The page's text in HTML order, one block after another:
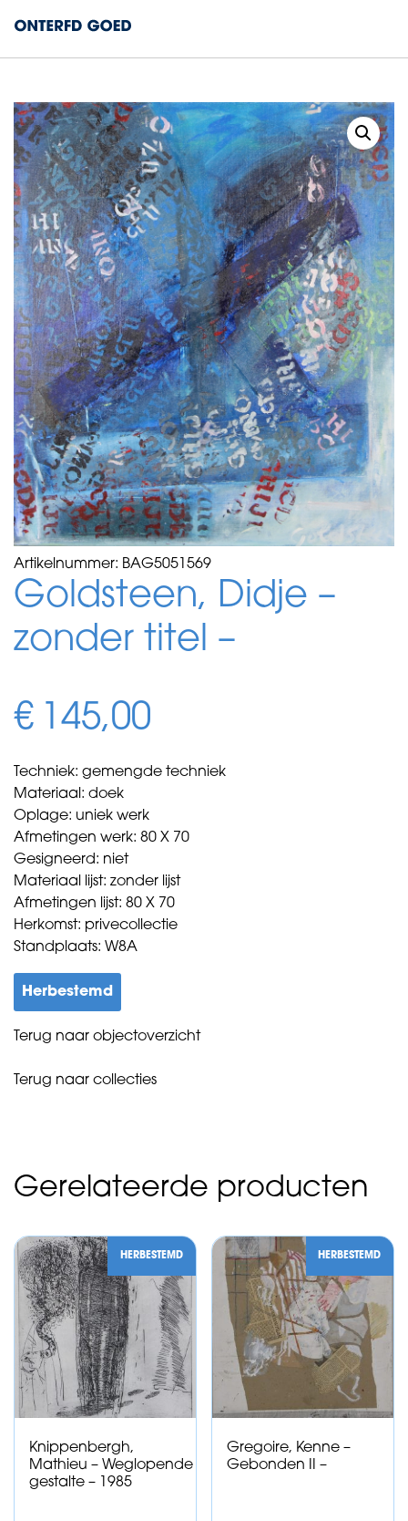
Artikelnummer: BAG5051569
Goldsteen, Didje –
zonder titel –
€ 145,00
Techniek: gemengde techniek
Materiaal: doek
Oplage: uniek werk
Afmetingen werk: 80 X 70
Gesigneerd: niet
Materiaal lijst: zonder lijst
Afmetingen lijst: 80 X 70
Herkomst: privecollectie
Standplaats: W8A
Herbestemd
Terug naar objectoverzicht
Terug naar collecties
Gerelateerde producten
HERBESTEMD
Knippenbergh,
Mathieu – Weglopende
gestalte – 1985
HERBESTEMD
Gregoire, Kenne –
Gebonden II –